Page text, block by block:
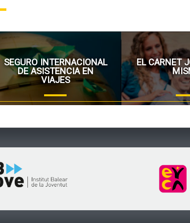
SEGURO INTERNACIONAL
DE ASISTENCIA EN
VIAJES
EL CARNET